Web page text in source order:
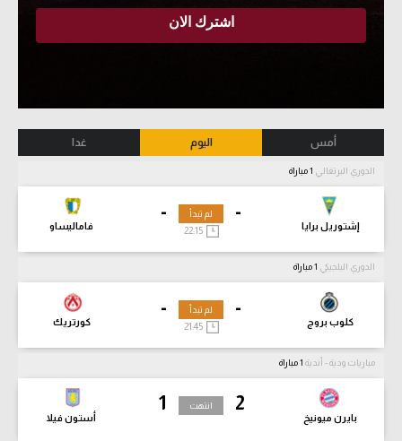
أمس اليوم غدا
الدوري البرتغالي
-
إشتوريل برايا
-
فاماليساو
لم تبدأ
22:15
الدوري البلجيكي
-
كلوب بروج
-
كورتريك
لم تبدأ
21:45
مباريات ودية - أندية
2
بايرن ميونيخ
1
أستون فيلا
انتهت